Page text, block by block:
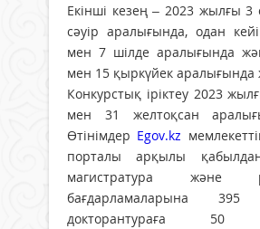
Екінші кезең – 2023 жылғы 3
сәуір аралығында, одан
мен 7 шілде аралығында
мен 15 қыркүйек аралығында
Конкурстық іріктеу 2023
мен 31 желтоқсан
Өтінімдер Egov.kz
порталы арқылы
магистратура және
бағдарламаларына 395
докторантураға 50